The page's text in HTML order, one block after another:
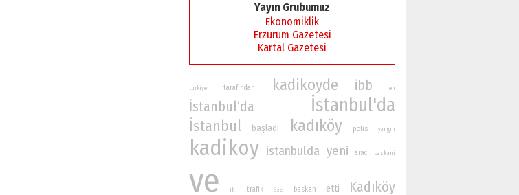
Yayın Grubumuz
Ekonomiklik
Erzurum Gazetesi
Kartal Gazetesi
turkiye tarafından kadikoyde ibb en
İstanbul’da İstanbul'da
İstanbul başladı kadıköy polis yangın
kadikoy istanbulda yeni arac baskani
ve iki trafik özel baskan etti Kadıköy